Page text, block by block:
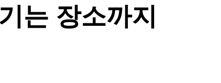
는 장소까지